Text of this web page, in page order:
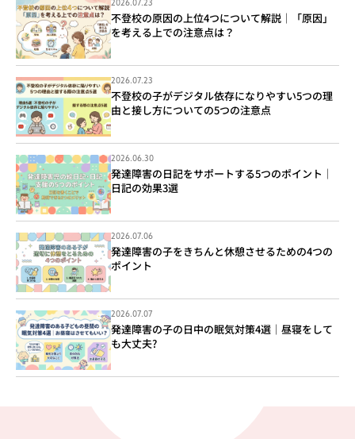
2026.07.23
不登校の原因の上位4つについて解説｜「原因」
を考える上での注意点は？
2026.07.23
不登校の子がデジタル依存になりやすい5つの理
由と接し方についての5つの注意点
2026.06.30
発達障害の日記をサポートする5つのポイント｜
日記の効果3選
2026.07.06
発達障害の子をきちんと休憩させるための4つの
ポイント
2026.07.07
発達障害の子の日中の眠気対策4選｜昼寝をして
も大丈夫?